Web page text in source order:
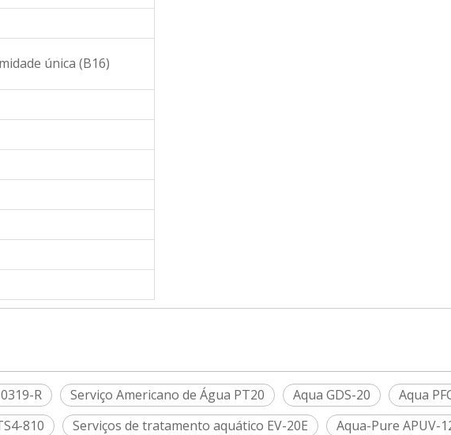
única (B16)
R Serviço Americano de Água PT20 Aqua GDS-20
Aqua
810
Serviços de tratamento aquático EV-20E Aqua-Pure APUV-